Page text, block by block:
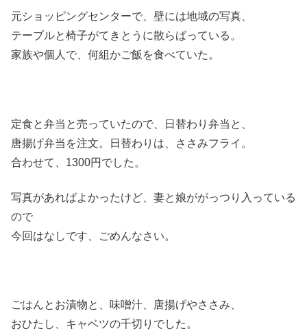
元ショッピングセンターで、壁には地域の写真、
テーブルと椅子がてきとうに散らばっている。
家族や個人で、何組かご飯を食べていた。
定食と弁当と売っていたので、日替わり弁当と、
唐揚げ弁当を注文。日替わりは、ささみフライ。
合わせて、1300円でした。
写真があればよかったけど、妻と娘ががっつり入っている
ので
今回はなしです、ごめんなさい。
ごはんとお漬物と、味噌汁、唐揚げやささみ、
おひたし、キャベツの千切りでした。